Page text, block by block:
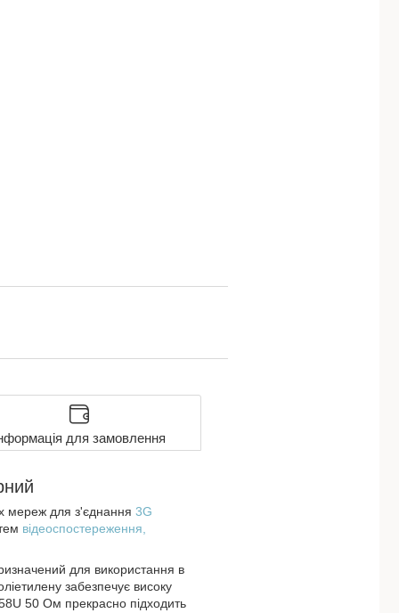
для замовлення
мереж для з'єднання 3G
відеоспостереження,
для використання в
забезпечує високу
50 Ом прекрасно підходить